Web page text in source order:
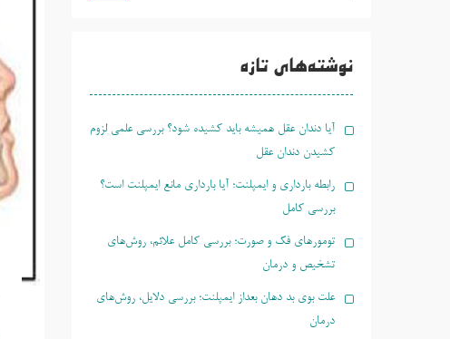
نوشته‌های تازه
آیا دندان عقل همیشه باید کشیده شود؟ بررسی علمی لزوم
کشیدن دندان عقل
رابطه بارداری و ایمپلنت؛ آیا بارداری مانع ایمپلنت است؟
بررسی کامل
تومورهای فک و صورت؛ بررسی کامل علائم، روش‌های
تشخیص و درمان
علت بوی بد دهان بعداز ایمپلنت؛ بررسی دلایل، روش‌های
درمان